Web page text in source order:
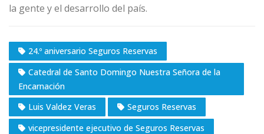
la gente y el desarrollo del país.
24.º aniversario Seguros Reservas
Catedral de Santo Domingo Nuestra Señora de la
Encarnación
Luis Valdez Veras
Seguros Reservas
vicepresidente ejecutivo de Seguros Reservas